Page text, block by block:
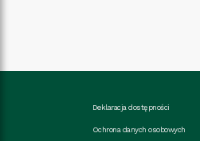
Deklaracja dostępności
Ochrona danych osobowych